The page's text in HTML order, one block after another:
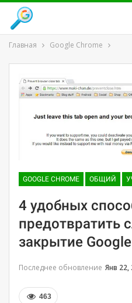
Главная Google Chrome
GOOGLE CHROME ОБЩИЙ
4 удобных
предотвратить
закрытие
Последнее обновление Янв 22,
463